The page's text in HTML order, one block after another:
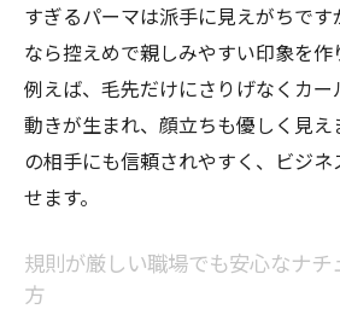
すぎるパーマは派手に見えがちで
なら控えめで親しみやすい印象を作
例えば、毛先だけにさりげなくカ
動きが生まれ、顔立ちも優しく見
の相手にも信頼されやすく、ビジ
せます。
規則が厳しい職場でも安心なナチ
方